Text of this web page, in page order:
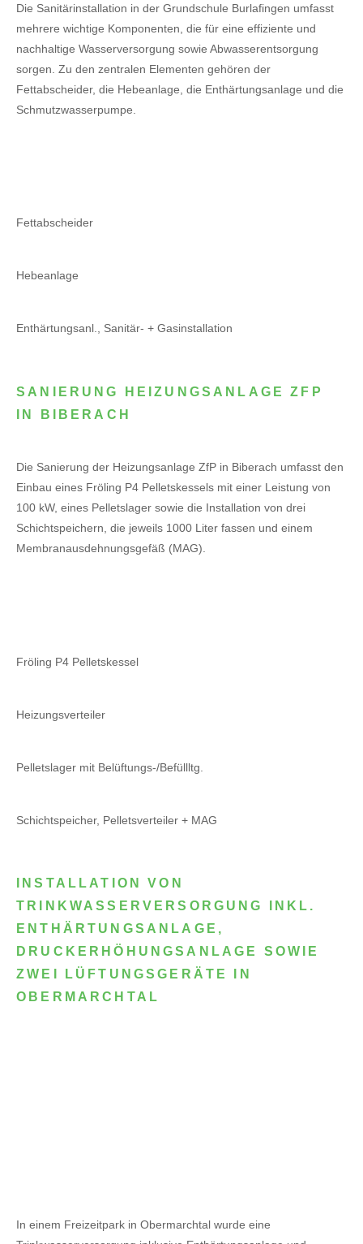
Die Sanitärinstallation in der Grundschule Burlafingen umfasst
mehrere wichtige Komponenten, die für eine effiziente und
nachhaltige Wasserversorgung sowie Abwasserentsorgung
sorgen. Zu den zentralen Elementen gehören der
Fettabscheider, die Hebeanlage, die Enthärtungsanlage und die
Schmutzwasserpumpe.
Fettabscheider
Hebeanlage
Enthärtungsanl., Sanitär- + Gasinstallation
SANIERUNG HEIZUNGSANLAGE ZFP
IN BIBERACH
Die Sanierung der Heizungsanlage ZfP in Biberach umfasst den
Einbau eines Fröling P4 Pelletskessels mit einer Leistung von
100 kW, eines Pelletslager sowie die Installation von drei
Schichtspeichern, die jeweils 1000 Liter fassen und einem
Membranausdehnungsgefäß (MAG).
Fröling P4 Pelletskessel
Heizungsverteiler
Pelletslager mit Belüftungs-/Befüllltg.
Schichtspeicher, Pelletsverteiler + MAG
INSTALLATION VON
TRINKWASSERVERSORGUNG INKL.
ENTHÄRTUNGSANLAGE,
DRUCKERHÖHUNGSANLAGE SOWIE
ZWEI LÜFTUNGSGERÄTE IN
OBERMARCHTAL
In einem Freizeitpark in Obermarchtal wurde eine